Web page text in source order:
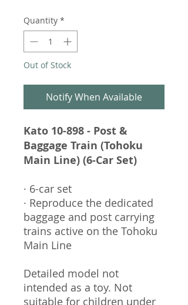
Quantity *
Out of Stock
Notify When Available
Kato 10-898 - Post &
Baggage Train (Tohoku
Main Line) (6-Car Set)
· 6-car set
· Reproduce the dedicated
baggage and post carrying
trains active on the Tohoku
Main Line
Detailed model not
intended as a toy. Not
suitable for children under